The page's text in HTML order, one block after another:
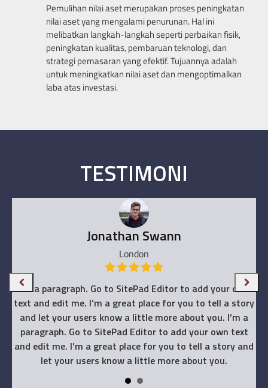
Pemulihan nilai aset merupakan proses peningkatan
nilai aset yang mengalami penurunan. Hal ini
melibatkan langkah-langkah seperti perbaikan fisik,
peningkatan kualitas, pembaruan teknologi, dan
strategi pemasaran yang efektif. Tujuannya adalah
untuk meningkatkan nilai aset dan mengoptimalkan
laba atas investasi.
TESTIMONI
Jonathan Swann
London
I’m a paragraph. Go to SitePad Editor to add your own
text and edit me. I’m a great place for you to tell a story
and let your users know a little more about you. I’m a
paragraph. Go to SitePad Editor to add your own text
and edit me. I’m a great place for you to tell a story and
let your users know a little more about you.